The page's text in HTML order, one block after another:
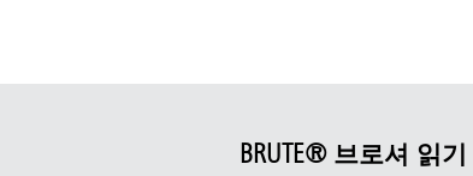
BRUTE® 브로셔 읽기